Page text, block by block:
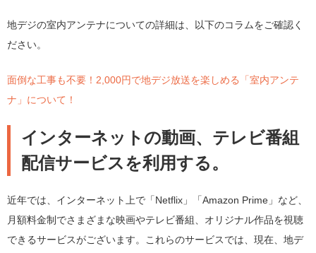
地デジの室内アンテナについての詳細は、以下のコラムをご確認く
ださい。
面倒な工事も不要！2,000円で地デジ放送を楽しめる「室内アンテ
ナ」について！
インターネットの動画、テレビ番組
配信サービスを利用する。
近年では、インターネット上で「Netflix」「Amazon Prime」など、
月額料金制でさまざまな映画やテレビ番組、オリジナル作品を視聴
できるサービスがございます。これらのサービスでは、現在、地デ